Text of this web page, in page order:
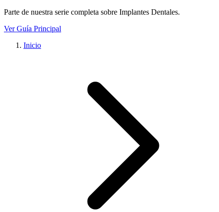
Parte de nuestra serie completa sobre Implantes Dentales.
Ver Guía Principal
Inicio